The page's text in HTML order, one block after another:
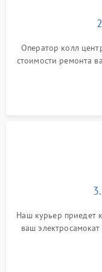
Оператор колл
стоимости ремонта
Наш курьер приедет
ваш